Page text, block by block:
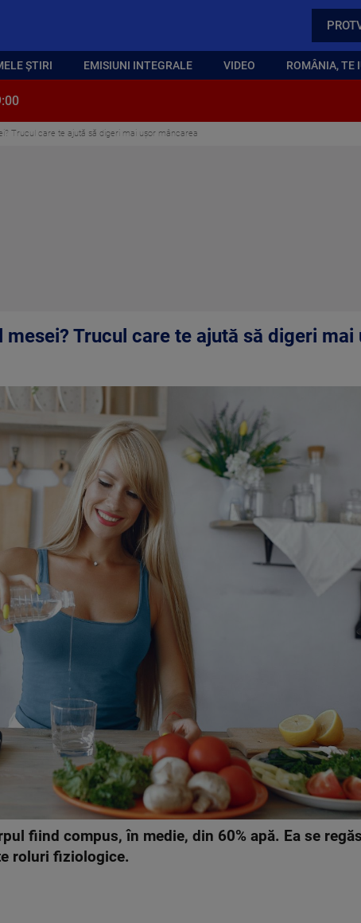
ȘTIRI EMISIUNI INTEGRALE VIDEO ROMÂNIA, TE
Trucul care te ajută să digeri mai ușor mâncarea
mesei? Trucul care te ajută să digeri mai
fiind compus, în medie, din 60% apă. Ea se
roluri fiziologice.